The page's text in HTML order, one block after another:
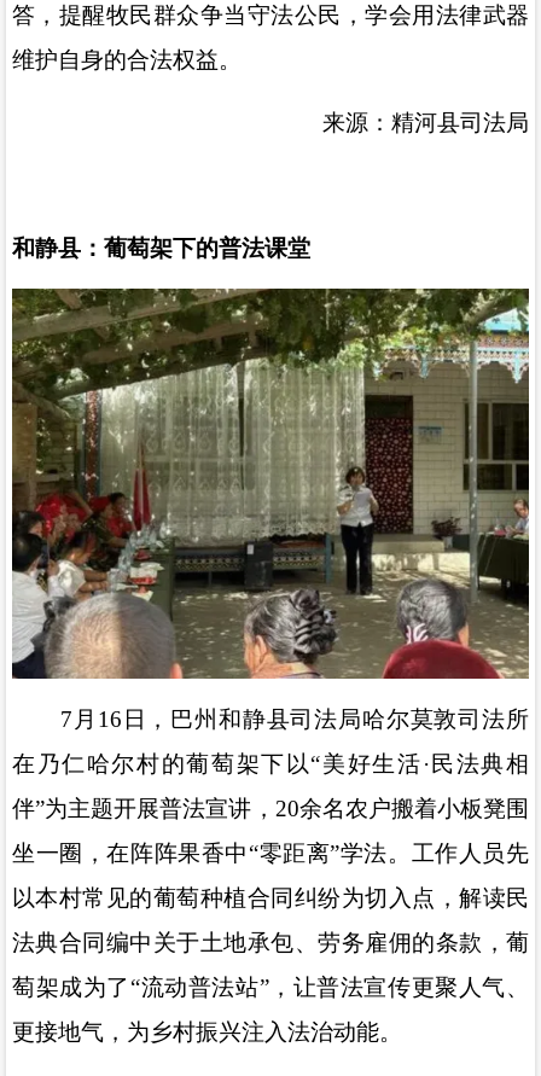
答，提醒牧民群众争当守法公民，学会用法律武器
维护自身的合法权益。
来源：精河县司法局
和静县：葡萄架下的普法课堂
7 月 16 日，巴州和静县司法局哈尔莫敦司法所
在乃仁哈尔村的葡萄架下以“美好生活·民法典相
伴”为主题开展普法宣讲， 20余名农户搬着小板凳围
坐一圈，在阵阵果香中“零距离”学法。工作人员先
以本村常见的葡萄种植合同纠纷为切入点，解读民
法典合同编中关于土地承包、劳务雇佣的条款，葡
萄架成为了 “流动普法站”，让普法宣传更聚人气、
更接地气，为乡村振兴注入法治动能。